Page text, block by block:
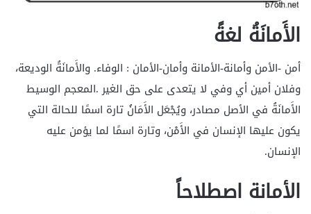
الأَمانَةُ لغةً
أمن -الأمن وأمانة-الأمانة وأمان-الأمان : الوفاء. والأَمانَةُ الوديعة،
وفلان أمين أي وفي لا يتعدى على حق الغير .المعجم الوسيط
الأَمانَةُ في الأصل مصادر، ويُجْعَل الأَمَانُ تارة اسمًا للحالة التي
يكون عليها الإنسان في الأَمْن، وتارة اسمًا لما يؤمن عليه
الإنسان.
الأمانة اصطلاحاً